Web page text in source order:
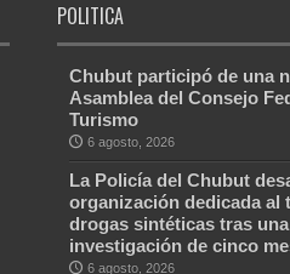
POLITICA
Chubut participó de una
Asamblea del Consejo
Turismo
6 agosto, 2026
La Policía del Chubut
organización dedicada al
drogas sintéticas tras una
investigación de cinco
6 agosto, 2026